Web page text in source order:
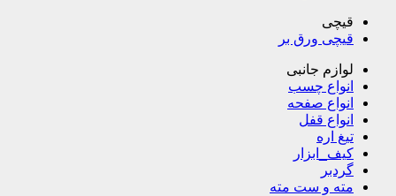
قیچی
قیچی ورق بر
لوازم جانبی
انواع چسب
انواع صفحه
انواع قفل
تیغ اره
کیف_ابزار
گردبر
مته و ست مته